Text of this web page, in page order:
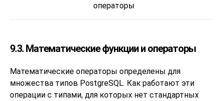
операторы
9.3. Математические функции и операторы
Математические операторы определены для
множества типов PostgreSQL. Как работают эти
операции с типами, для которых нет стандартных